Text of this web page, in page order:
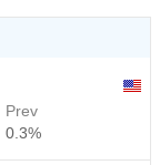
Prev
0.3%